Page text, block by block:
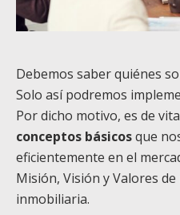
Debemos saber quiénes
Solo así podremos
Por dicho motivo, es de
conceptos básicosque
eficientemente en el
Misión, Visión y Valores
inmobiliaria.